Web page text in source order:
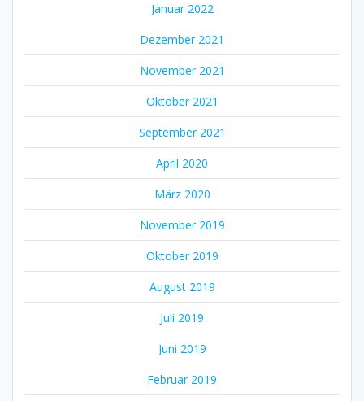
Januar 2022
Dezember 2021
November 2021
Oktober 2021
September 2021
April 2020
März 2020
November 2019
Oktober 2019
August 2019
Juli 2019
Juni 2019
Februar 2019